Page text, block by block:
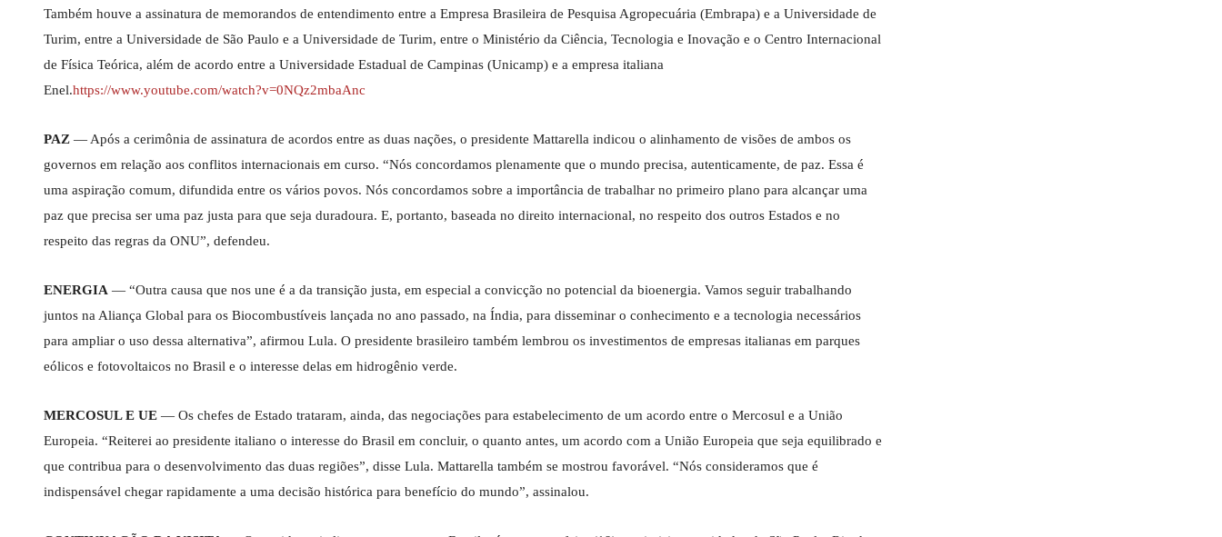
Também houve a assinatura de memorandos de entendimento entre a Empresa Brasileira de Pesquisa Agropecuária (Embrapa) e a Universidade de
Turim, entre a Universidade de São Paulo e a Universidade de Turim, entre o Ministério da Ciência, Tecnologia e Inovação e o Centro Internacional
de Física Teórica, além de acordo entre a Universidade Estadual de Campinas (Unicamp) e a empresa italiana
Enel.https://www.youtube.com/watch?v=0NQz2mbaAnc
PAZ — Após a cerimônia de assinatura de acordos entre as duas nações, o presidente Mattarella indicou o alinhamento de visões de ambos os
governos em relação aos conflitos internacionais em curso. “Nós concordamos plenamente que o mundo precisa, autenticamente, de paz. Essa é
uma aspiração comum, difundida entre os vários povos. Nós concordamos sobre a importância de trabalhar no primeiro plano para alcançar uma
paz que precisa ser uma paz justa para que seja duradoura. E, portanto, baseada no direito internacional, no respeito dos outros Estados e no
respeito das regras da ONU”, defendeu.
ENERGIA — “Outra causa que nos une é a da transição justa, em especial a convicção no potencial da bioenergia. Vamos seguir trabalhando
juntos na Aliança Global para os Biocombustíveis lançada no ano passado, na Índia, para disseminar o conhecimento e a tecnologia necessários
para ampliar o uso dessa alternativa”, afirmou Lula. O presidente brasileiro também lembrou os investimentos de empresas italianas em parques
eólicos e fotovoltaicos no Brasil e o interesse delas em hidrogênio verde.
MERCOSUL E UE — Os chefes de Estado trataram, ainda, das negociações para estabelecimento de um acordo entre o Mercosul e a União
Europeia. “Reiterei ao presidente italiano o interesse do Brasil em concluir, o quanto antes, um acordo com a União Europeia que seja equilibrado e
que contribua para o desenvolvimento das duas regiões”, disse Lula. Mattarella também se mostrou favorável. “Nós consideramos que é
indispensável chegar rapidamente a uma decisão histórica para benefício do mundo”, assinalou.